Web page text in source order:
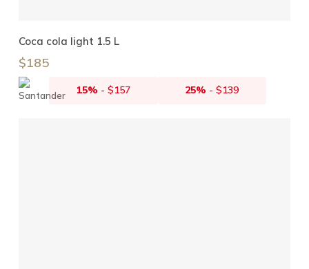
Coca cola light 1.5 L
$185
15% - $157 25% -$139